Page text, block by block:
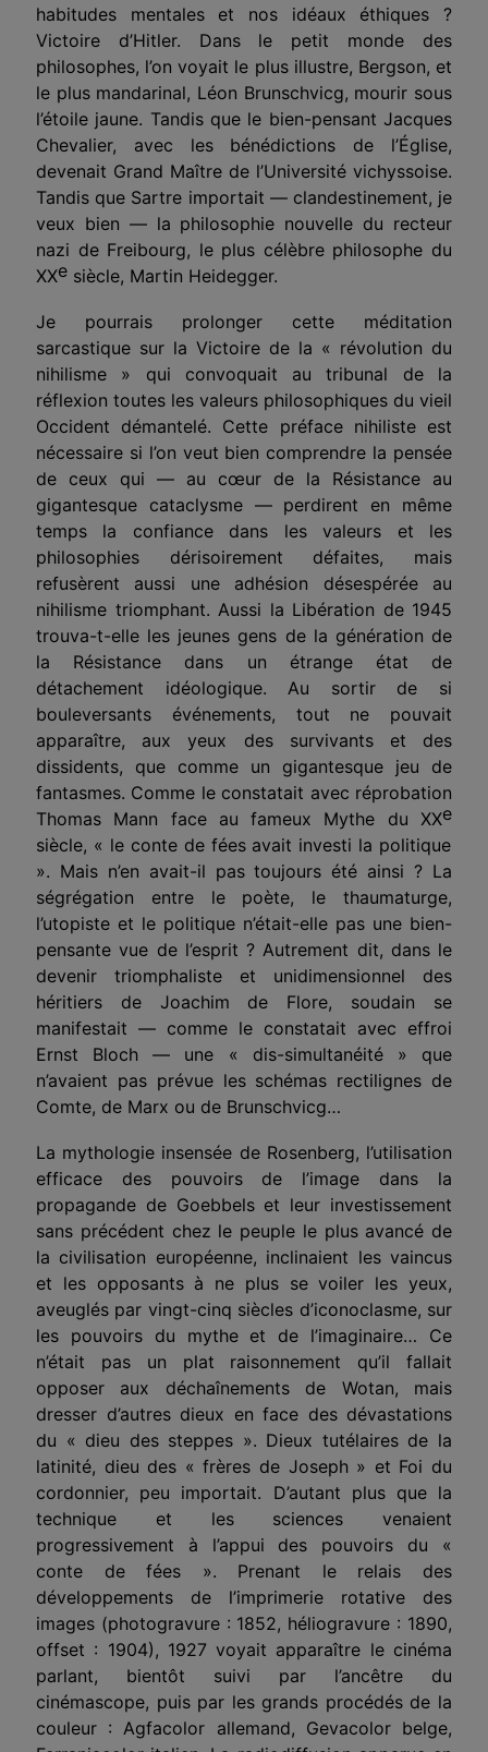
habitudes mentales et nos idéaux éthiques ?
Victoire d’Hitler. Dans le petit monde des
philosophes, l’on voyait le plus illustre, Bergson, et
le plus mandarinal, Léon Brunschvicg, mourir sous
l’étoile jaune. Tandis que le bien-pensant Jacques
Chevalier, avec les bénédictions de l’Église,
devenait Grand Maître de l’Université vichyssoise.
Tandis que Sartre importait — clandestinement, je
veux bien — la philosophie nouvelle du recteur
nazi de Freibourg, le plus célèbre philosophe du
XXe siècle, Martin Heidegger.
Je pourrais prolonger cette méditation
sarcastique sur la Victoire de la « révolution du
nihilisme » qui convoquait au tribunal de la
réflexion toutes les valeurs philosophiques du vieil
Occident démantelé. Cette préface nihiliste est
nécessaire si l’on veut bien comprendre la pensée
de ceux qui — au cœur de la Résistance au
gigantesque cataclysme — perdirent en même
temps la confiance dans les valeurs et les
philosophies dérisoirement défaites, mais
refusèrent aussi une adhésion désespérée au
nihilisme triomphant. Aussi la Libération de 1945
trouva-t-elle les jeunes gens de la génération de
la Résistance dans un étrange état de
détachement idéologique. Au sortir de si
bouleversants événements, tout ne pouvait
apparaître, aux yeux des survivants et des
dissidents, que comme un gigantesque jeu de
fantasmes. Comme le constatait avec réprobation
Thomas Mann face au fameux Mythe du XXe
siècle, « le conte de fées avait investi la politique
». Mais n’en avait-il pas toujours été ainsi ? La
ségrégation entre le poète, le thaumaturge,
l’utopiste et le politique n’était-elle pas une bien-
pensante vue de l’esprit ? Autrement dit, dans le
devenir triomphaliste et unidimensionnel des
héritiers de Joachim de Flore, soudain se
manifestait — comme le constatait avec effroi
Ernst Bloch — une « dis-simultanéité » que
n’avaient pas prévue les schémas rectilignes de
Comte, de Marx ou de Brunschvicg…
La mythologie insensée de Rosenberg, l’utilisation
efficace des pouvoirs de l’image dans la
propagande de Goebbels et leur investissement
sans précédent chez le peuple le plus avancé de
la civilisation européenne, inclinaient les vaincus
et les opposants à ne plus se voiler les yeux,
aveuglés par vingt-cinq siècles d’iconoclasme, sur
les pouvoirs du mythe et de l’imaginaire… Ce
n’était pas un plat raisonnement qu’il fallait
opposer aux déchaînements de Wotan, mais
dresser d’autres dieux en face des dévastations
du « dieu des steppes ». Dieux tutélaires de la
latinité, dieu des « frères de Joseph » et Foi du
cordonnier, peu importait. D’autant plus que la
technique et les sciences venaient
progressivement à l’appui des pouvoirs du «
conte de fées ». Prenant le relais des
développements de l’imprimerie rotative des
images (photogravure : 1852, héliogravure : 1890,
offset : 1904), 1927 voyait apparaître le cinéma
parlant, bientôt suivi par l’ancêtre du
cinémascope, puis par les grands procédés de la
couleur : Agfacolor allemand, Gevacolor belge,